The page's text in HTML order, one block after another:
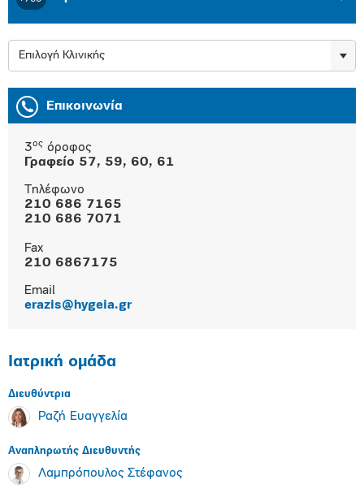
Επιλογή Κλινικής
Επικοινωνία
3ος όροφος
Γραφείο 57, 59, 60, 61
Τηλέφωνο
210 686 7165
210 686 7071
Fax
210 6867175
Εmail
erazis@hygeia.gr
Ιατρική ομάδα
Διευθύντρια
Ραζή Ευαγγελία
Αναπληρωτής Διευθυντής
Λαμπρόπουλος Στέφανος